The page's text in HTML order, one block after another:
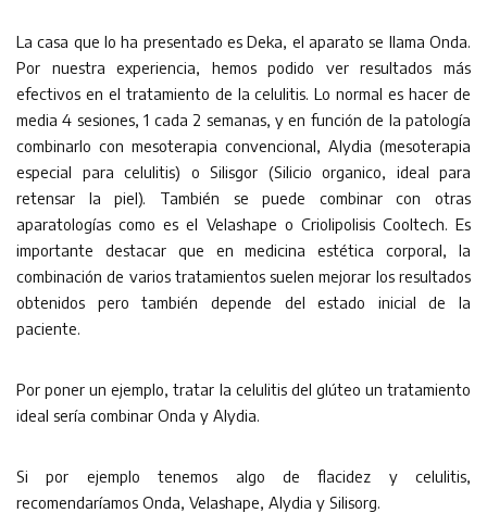
La casa que lo ha presentado es Deka, el aparato se llama Onda.
Por nuestra experiencia, hemos podido ver resultados más
efectivos en el tratamiento de la celulitis. Lo normal es hacer de
media 4 sesiones, 1 cada 2 semanas, y en función de la patología
combinarlo con mesoterapia convencional, Alydia (mesoterapia
especial para celulitis) o Silisgor (Silicio organico, ideal para
retensar la piel). También se puede combinar con otras
aparatologías como es el Velashape o Criolipolisis Cooltech. Es
importante destacar que en medicina estética corporal, la
combinación de varios tratamientos suelen mejorar los resultados
obtenidos pero también depende del estado inicial de la
paciente.
Por poner un ejemplo, tratar la celulitis del glúteo un tratamiento
ideal sería combinar Onda y Alydia.
Si por ejemplo tenemos algo de flacidez y celulitis,
recomendaríamos Onda, Velashape, Alydia y Silisorg.